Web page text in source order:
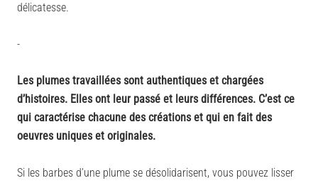
délicatesse.
-
Les plumes travaillées sont authentiques et chargées
d’histoires. Elles ont leur passé et leurs différences. C’est ce
qui caractérise chacune des créations et qui en fait des
oeuvres uniques et originales.
Si les barbes d’une plume se désolidarisent, vous pouvez lisser